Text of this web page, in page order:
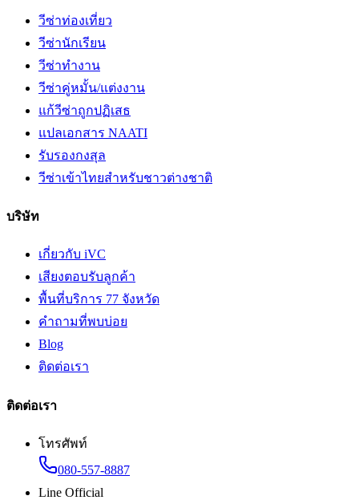
วีซ่าท่องเที่ยว
วีซ่านักเรียน
วีซ่าทำงาน
วีซ่าคู่หมั้น/แต่งงาน
แก้วีซ่าถูกปฏิเสธ
แปลเอกสาร NAATI
รับรองกงสุล
วีซ่าเข้าไทยสำหรับชาวต่างชาติ
บริษัท
เกี่ยวกับ iVC
เสียงตอบรับลูกค้า
พื้นที่บริการ 77 จังหวัด
คำถามที่พบบ่อย
Blog
ติดต่อเรา
ติดต่อเรา
โทรศัพท์
080-557-8887
Line Official